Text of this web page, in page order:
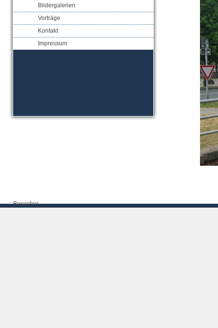
Bildergalerien
Vorträge
Kontakt
Impressum
Besucher